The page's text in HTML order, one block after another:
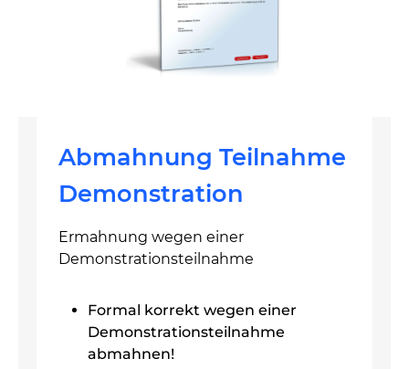
Abmahnung Teilnahme
Demonstration
Ermahnung wegen einer
Demonstrationsteilnahme
Formal korrekt wegen einer
Demonstrationsteilnahme
abmahnen!